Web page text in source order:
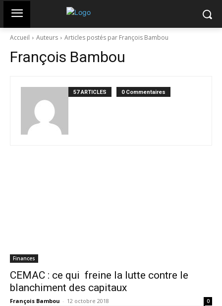
Accueil Auteurs Articles postés par François Bambou
François Bambou
57 ARTICLES 0 Commentaires
Finances
CEMAC : ce qui freine la lutte contre le
blanchiment des capitaux
François Bambou - 12 octobre 2018 0